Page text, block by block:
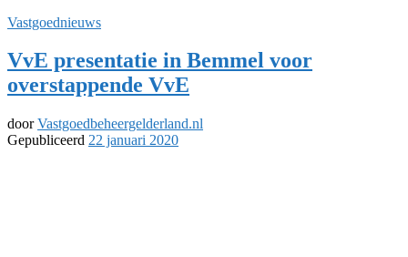
Vastgoednieuws
VvE presentatie in Bemmel voor
overstappende VvE
doorVastgoedbeheergelderland.nl
Gepubliceerd 22 januari 2020